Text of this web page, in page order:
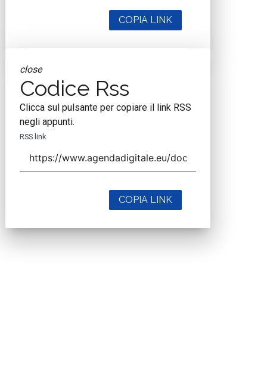
COPIA LINK
close
Codice Rss
Clicca sul pulsante per copiare il link RSS
negli appunti.
RSS link
COPIA LINK